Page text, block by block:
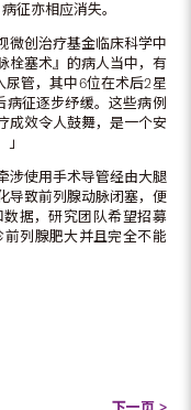
征亦相应消失。
微创治疗基金临床科学中
栓塞术』的病人当中，有
管，其中6位在术后2星
征逐步纾缓。这些病例
成效令人鼓舞，是一个安
」
涉使用手术导管经由大腿
导致前列腺动脉闭塞，便
据，研究团队希望招募
列腺肥大并且完全不能